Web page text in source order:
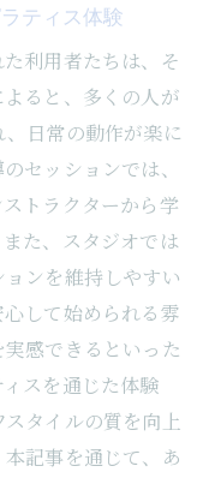
ティス体験
利用者たちは、そ
ると、多くの人が
日常の動作が楽に
セッションでは、
トラクターから学
た、スタジオでは
ンを維持しやすい
して始められる雰
感できるといった
スを通じた体験
タイルの質を向上
記事を通じて、あ